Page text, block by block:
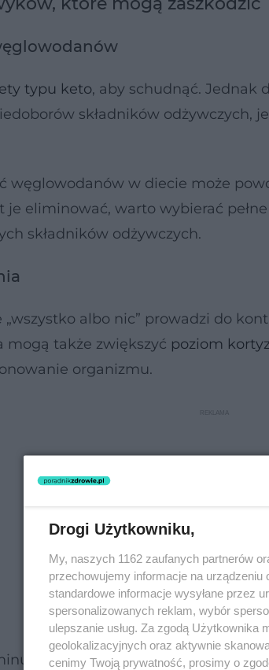
typu keto, aby schudnąć. Jednak
składników odżywczych,
węglowodanów w diecie może
je eliminować, warto wybierać
składników odżywczych.
„wszystko albo nic” prowadzi do
mogą także zwiększyć poziom
organizmu.
aktywności o umiarkowanej
Drogi Użytkowniku,
My, naszych 1162 zaufanych partnerów
przechowujemy informacje na
standardowe informacje wysyłane przez
spersonalizowanych reklam, wybór
ulepszanie usług. Za zgodą Użytkownika
geolokalizacyjnych oraz aktywnie
cenimy Twoją prywatność, prosimy o